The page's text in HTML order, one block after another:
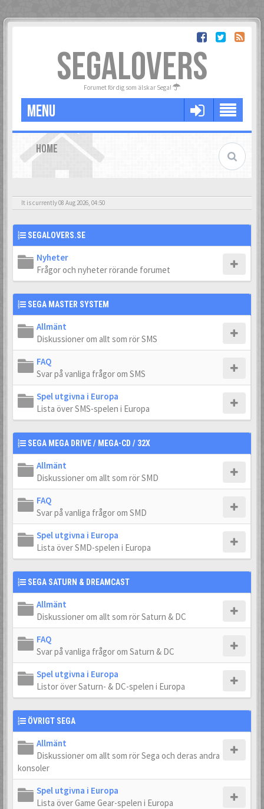
SEGALOVERS
Forumet för dig som älskar Sega!
MENU
HOME
It is currently 08 Aug 2026, 04:50
SEGALOVERS.SE
Nyheter
Frågor och nyheter rörande forumet
SEGA MASTER SYSTEM
Allmänt
Diskussioner om allt som rör SMS
FAQ
Svar på vanliga frågor om SMS
Spel utgivna i Europa
Lista över SMS-spelen i Europa
SEGA MEGA DRIVE / MEGA-CD / 32X
Allmänt
Diskussioner om allt som rör SMD
FAQ
Svar på vanliga frågor om SMD
Spel utgivna i Europa
Lista över SMD-spelen i Europa
SEGA SATURN & DREAMCAST
Allmänt
Diskussioner om allt som rör Saturn & DC
FAQ
Svar på vanliga frågor om Saturn & DC
Spel utgivna i Europa
Listor över Saturn- & DC-spelen i Europa
ÖVRIGT SEGA
Allmänt
Diskussioner om allt som rör Sega och deras andra
konsoler
Spel utgivna i Europa
Lista över Game Gear-spelen i Europa